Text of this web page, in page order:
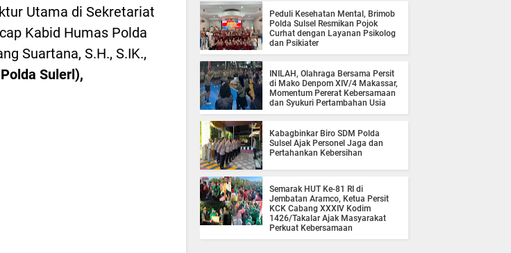
Utama di Sekretariat
Kabid Humas Polda
Suartana, S.H., S.IK.,
Sulerl),
Peduli Kesehatan Mental, Brimob
Polda Sulsel Resmikan Pojok
Curhat dengan Layanan Psikolog
dan Psikiater
INILAH, Olahraga Bersama Persit
di Mako Denpom XIV/4 Makassar,
Momentum Pererat Kebersamaan
dan Syukuri Pertambahan Usia
Kabagbinkar Biro SDM Polda
Sulsel Ajak Personel Jaga dan
Pertahankan Kebersihan
Semarak HUT Ke-81 RI di
Jembatan Aramco, Ketua Persit
KCK Cabang XXXIV Kodim
1426/Takalar Ajak Masyarakat
Perkuat Kebersamaan